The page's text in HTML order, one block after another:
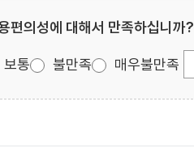
편의성에 대해서 만족하십니까?
보통 불만족 매우불만족